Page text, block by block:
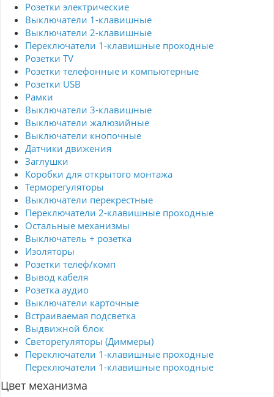
Розетки электрические
Выключатели 1-клавишные
Выключатели 2-клавишные
Переключатели 1-клавишные проходные
Розетки TV
Розетки телефонные и компьютерные
Розетки USB
Рамки
Выключатели 3-клавишные
Выключатели жалюзийные
Выключатели кнопочные
Датчики движения
Заглушки
Коробки для открытого монтажа
Терморегуляторы
Выключатели перекрестные
Переключатели 2-клавишные проходные
Остальные механизмы
Выключатель + розетка
Изоляторы
Розетки телеф/комп
Вывод кабеля
Розетка аудио
Выключатели карточные
Встраиваемая подсветка
Выдвижной блок
Светорегуляторы (Диммеры)
Переключатели 1-клавишные проходные
Переключатели 1-клавишные проходные
Цвет механизма